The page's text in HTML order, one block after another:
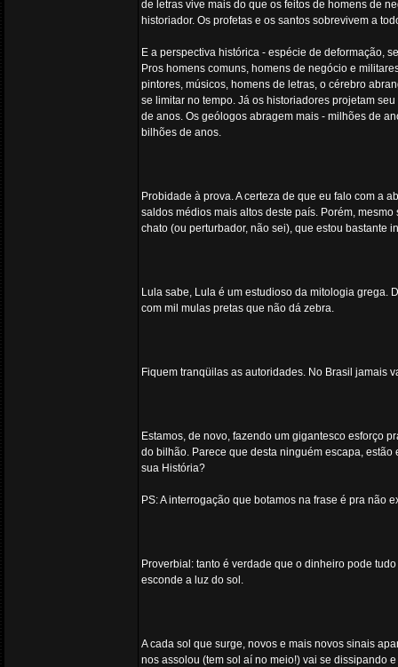
de letras vive mais do que os feitos de homens de
historiador. Os profetas e os santos sobrevivem a
E a perspectiva histórica - espécie de deformação,
Pros homens comuns, homens de negócio e
pintores, músicos, homens de letras, o cérebro
se limitar no tempo. Já os historiadores projetam
de anos. Os geólogos abragem mais - milhões de
bilhões de anos.
Probidade à prova. A certeza de que eu falo com a
saldos médios mais altos deste país. Porém,
chato (ou perturbador, não sei), que estou bastante
Lula sabe, Lula é um estudioso da mitologia grega.
com mil mulas pretas que não dá zebra.
Fiquem tranqüilas as autoridades. No Brasil jamais
Estamos, de novo, fazendo um gigantesco esforço
do bilhão. Parece que desta ninguém escapa,
sua História?
PS: A interrogação que botamos na frase é pra não
Proverbial: tanto é verdade que o dinheiro pode
esconde a luz do sol.
A cada sol que surge, novos e mais novos sinais
nos assolou (tem sol aí no meio!) vai se dissipando